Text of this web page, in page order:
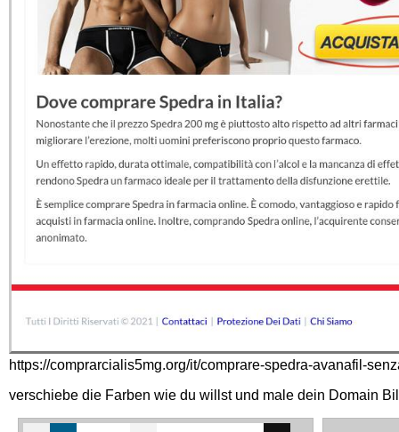
https://comprarcialis5mg.org/it/comprare-spedra-avanafil-
verschiebe die Farben wie du willst und male dein Domain